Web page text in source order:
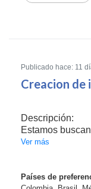
Publicado hace: 11
Creacion de
Descripción:
Estamos
desarrollar la
una marca
Ver más
Países de